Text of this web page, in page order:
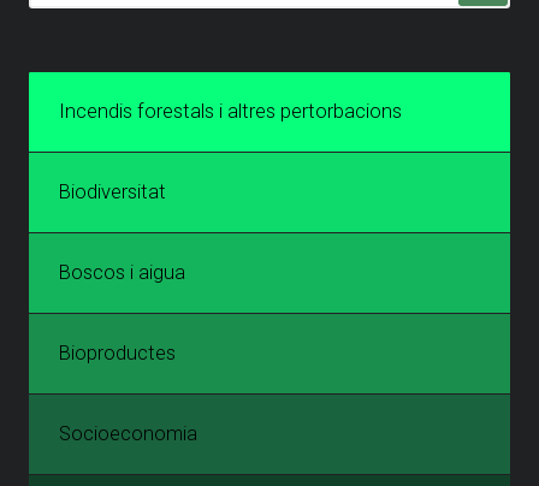
Incendis forestals i altres pertorbacions
Biodiversitat
Boscos i aigua
Bioproductes
Socioeconomia